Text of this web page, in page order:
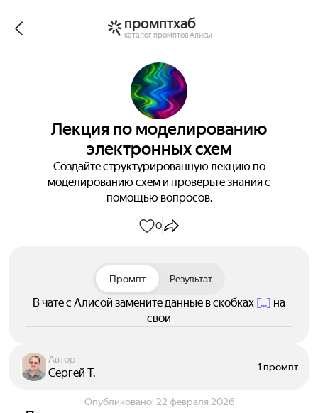
промптхаб
каталог промптов Алисы
Лекция по моделированию
электронных схем
Создайте структурированную лекцию по
моделированию схем и проверьте знания с
помощью вопросов.
0
Промпт Результат
В чате с Алисой замените данные в скобках [...] на
свои
Автор
Сергей Т. 1 промпт
Опубликовано: 22 февраля 2026